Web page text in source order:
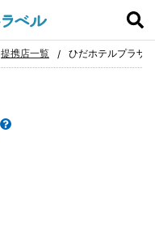
提携店一覧 ひだホテルプラザ